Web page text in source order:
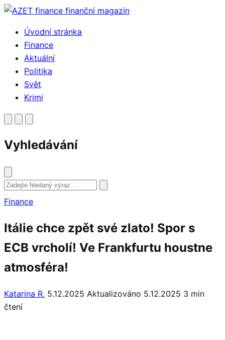
Přejít
obsahuÚvodní stránka
Finance
Aktuální
Politika
Svět
Krimi
Vyhledávání
Vyhledat
Finance
Itálie chce zpět své zlato! Spor s
ECB vrcholí! Ve Frankfurtu houstne
atmosféra!
Katarina R. 5.12.2025 Aktualizováno 5.12.2025 3 min
čtení